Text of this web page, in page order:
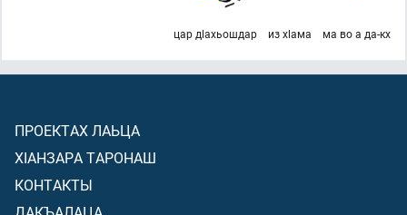
ма во а да-кх
из хlама
цар дlахьошдар
ПРОЕКТАХ ЛАЬЦА
ХIАНЗАРА ТАРОНАШ
КОНТАКТЫ